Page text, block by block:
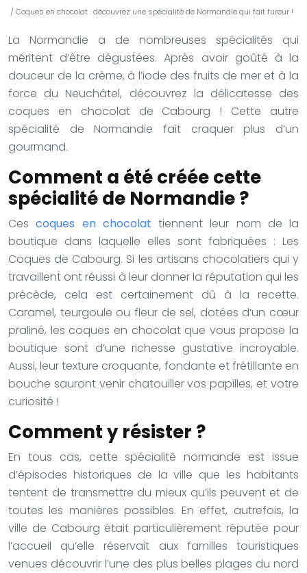
/ Coques en chocolat : découvrez une spécialité de Normandie qui fait fureur !
La Normandie a de nombreuses spécialités qui
méritent d’être dégustées. Après avoir goûté à la
douceur de la crème, à l’iode des fruits de mer et à la
force du Neuchâtel, découvrez la délicatesse des
coques en chocolat de Cabourg ! Cette autre
spécialité de Normandie fait craquer plus d’un
gourmand.
Comment a été créée cette
spécialité de Normandie ?
Cescoques en chocolat tiennent leur nom de la
boutique dans laquelle elles sont fabriquées : Les
Coques de Cabourg. Si les artisans chocolatiers qui y
travaillent ont réussi à leur donner la réputation qui les
précède, cela est certainement dû à la recette.
Caramel, teurgoule ou fleur de sel, dotées d’un cœur
praliné, les coques en chocolat que vous propose la
boutique sont d’une richesse gustative incroyable.
Aussi, leur texture croquante, fondante et frétillante en
bouche sauront venir chatouiller vos papilles, et votre
curiosité !
Comment y résister ?
En tous cas, cette spécialité normande est issue
d’épisodes historiques de la ville que les habitants
tentent de transmettre du mieux qu’ils peuvent et de
toutes les manières possibles. En effet, autrefois, la
ville de Cabourg était particulièrement réputée pour
l’accueil qu’elle réservait aux familles touristiques
venues découvrir l’une des plus belles plages du nord